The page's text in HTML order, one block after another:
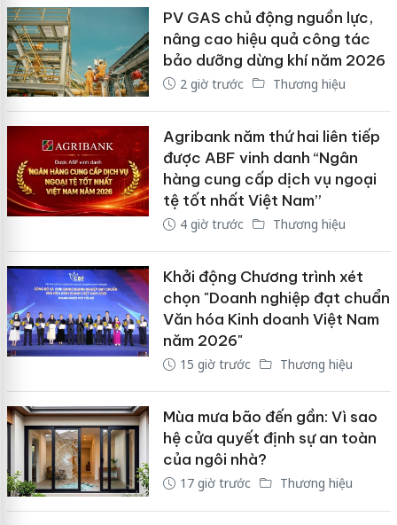
PV GAS chủ động nguồn lực,
nâng cao hiệu quả công tác
bảo dưỡng dừng khí năm 2026
2 giờ trước Thương hiệu
Agribank năm thứ hai liên tiếp
được ABF vinh danh “Ngân
hàng cung cấp dịch vụ ngoại
tệ tốt nhất Việt Nam”
4 giờ trước Thương hiệu
Khởi động Chương trình xét
chọn "Doanh nghiệp đạt chuẩn
Văn hóa Kinh doanh Việt Nam
năm 2026"
15 giờ trước Thương hiệu
Mùa mưa bão đến gần: Vì sao
hệ cửa quyết định sự an toàn
của ngôi nhà?
17 giờ trước Thương hiệu